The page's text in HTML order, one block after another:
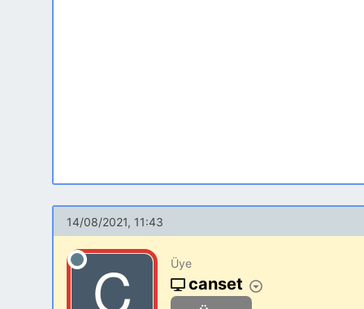
14/08/2021, 11:43
Üye
canset